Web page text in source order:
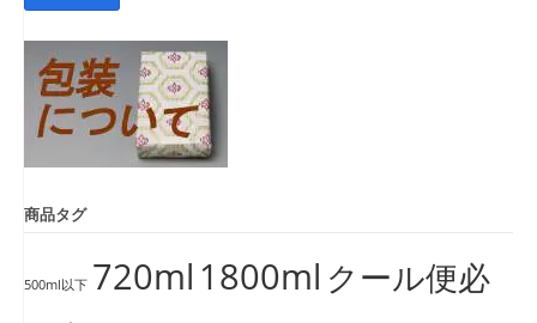
商品タグ
500ml以下 720ml 1800ml クール便必